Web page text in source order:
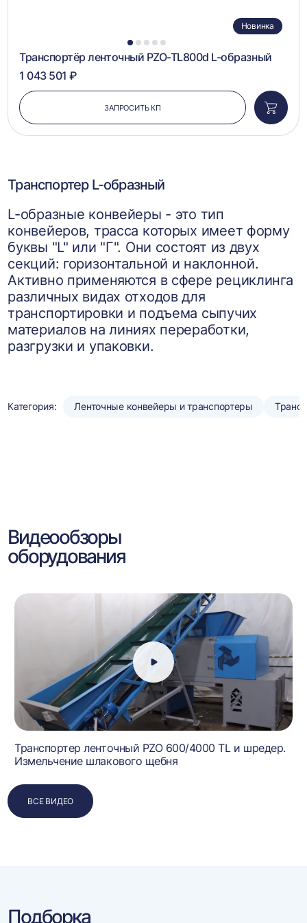
1 2 3 4 5
Новинка
Транспортёр ленточный PZO-TL800d L-образный
1 043 501 ₽
ЗАПРОСИТЬ КП
в
Транспортер L-образный
L-образные конвейеры - это тип
конвейеров, трасса которых имеет форму
буквы "L" или "Г". Они состоят из двух
секций: горизонтальной и наклонной.
Активно применяются в сфере рециклинга
различных видах отходов для
транспортировки и подъема сыпучих
материалов на линиях переработки,
разгрузки и упаковки.
Категория: Ленточные конвейеры и транспортеры
Видеообзоры
оборудования
Транспортер ленточный PZO 600/4000 TL и шредер.
Измельчение шлакового щебня
ВСЕ ВИДЕО
Подборка